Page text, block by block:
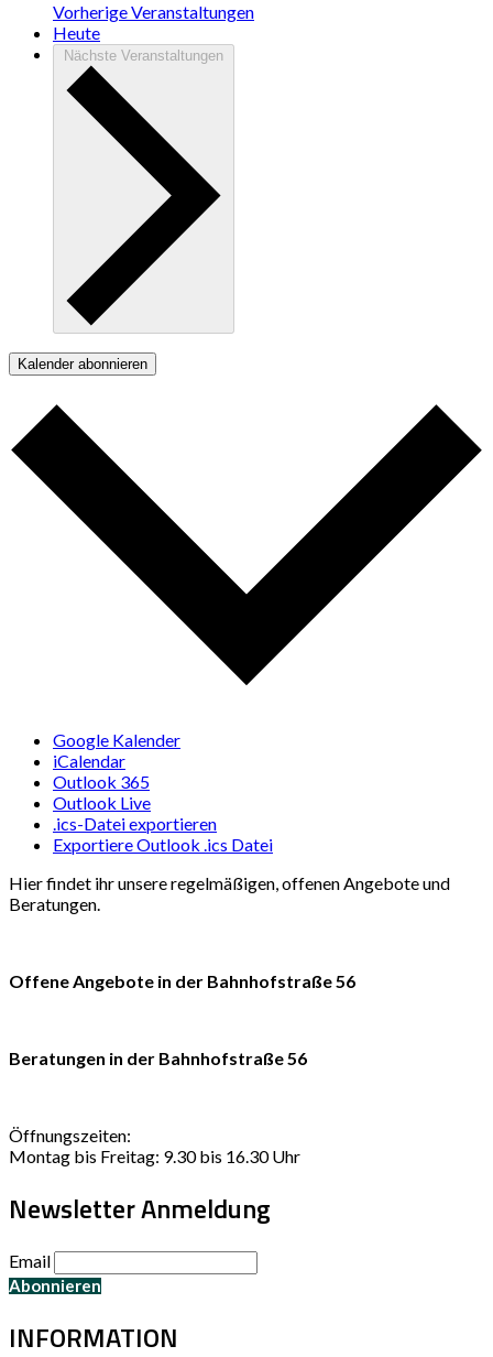
VorherigeVeranstaltungen
Heute
Nächste Veranstaltungen
Kalender abonnieren
Google Kalender
iCalendar
Outlook 365
Outlook Live
.ics-Datei exportieren
Exportiere Outlook .ics Datei
Hier findet ihr unsere regelmäßigen, offenen Angebote und
Beratungen.
Offene Angebote in der Bahnhofstraße 56
Beratungen in der Bahnhofstraße 56
Öffnungszeiten:
Montag bis Freitag: 9.30 bis 16.30 Uhr
Newsletter Anmeldung
Email
INFORMATION